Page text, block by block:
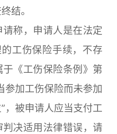
结。
称，申请人是在法定
工伤保险手续，不存
《工伤保险条例》第
参加工伤保险而未参加
，被申请人应当支付工
决适用法律错误，请